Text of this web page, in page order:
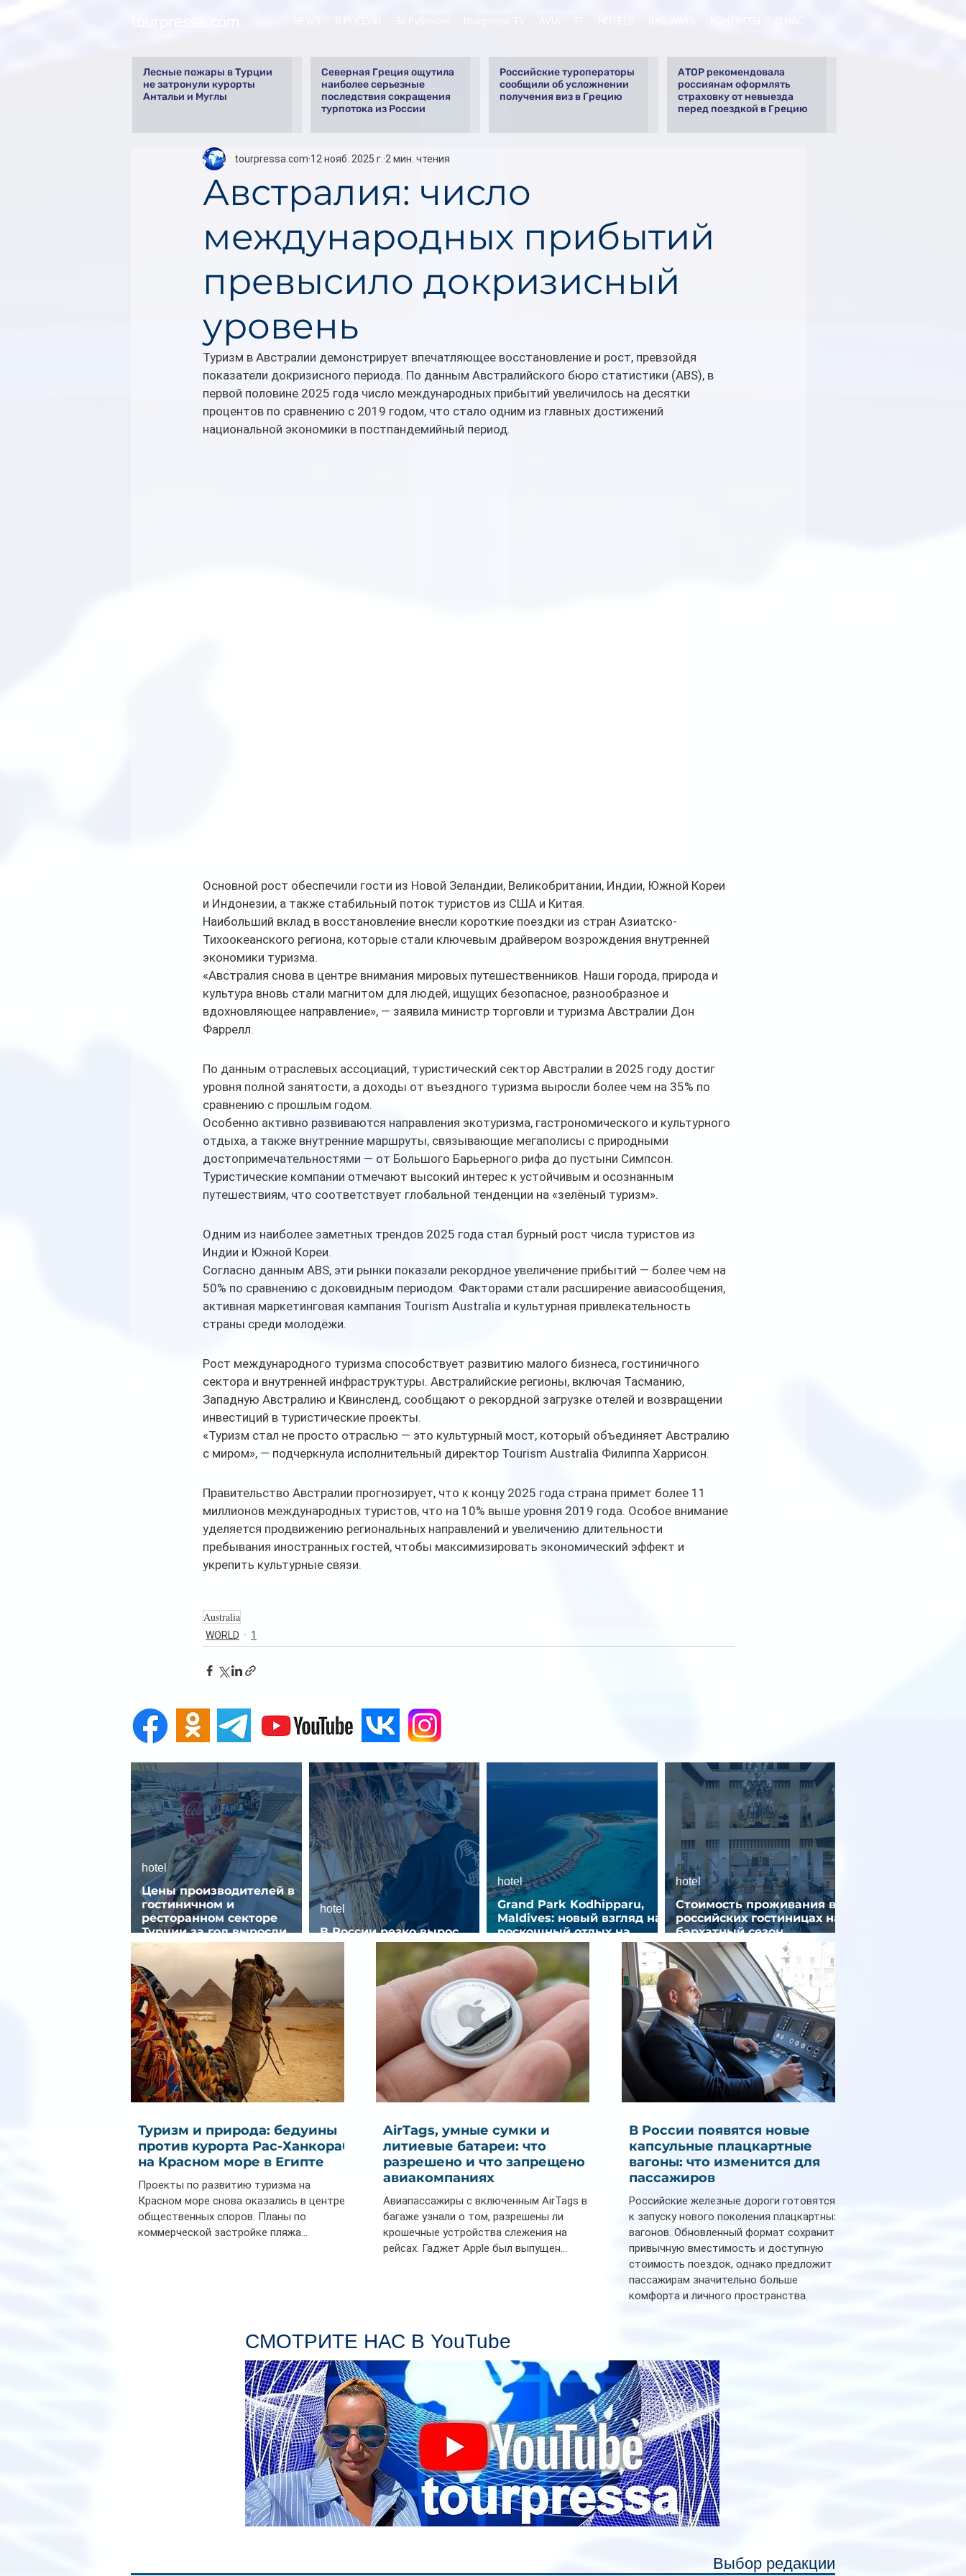
Лесные пожары в Турции
не затронули курорты
Антальи и Муглы
Северная Греция ощутила
наиболее серьезные
последствия сокращения
турпотока из России
Российские туроператоры
сообщили об усложнении
получения виз в Грецию
АТОР рекомендовала
россиянам оформлять
страховку от невыезда
перед поездкой в Грецию
Австралия: число
международных прибытий
превысило докризисный
уровень
tourpressa.com 12 нояб. 2025 г. 2 мин. чтения
Туризм в Австралии демонстрирует впечатляющее восстановление и рост, превзойдя
показатели докризисного периода. По данным Австралийского бюро статистики (ABS), в
первой половине 2025 года число международных прибытий увеличилось на десятки
процентов по сравнению с 2019 годом, что стало одним из главных достижений
национальной экономики в постпандемийный период.
Основной рост обеспечили гости из Новой Зеландии, Великобритании, Индии, Южной Кореи
и Индонезии, а также стабильный поток туристов из США и Китая.
Наибольший вклад в восстановление внесли короткие поездки из стран Азиатско-
Тихоокеанского региона, которые стали ключевым драйвером возрождения внутренней
экономики туризма.
«Австралия снова в центре внимания мировых путешественников. Наши города, природа и
культура вновь стали магнитом для людей, ищущих безопасное, разнообразное и
вдохновляющее направление», — заявила министр торговли и туризма Австралии Дон
Фаррелл.
По данным отраслевых ассоциаций, туристический сектор Австралии в 2025 году достиг
уровня полной занятости, а доходы от въездного туризма выросли более чем на 35% по
сравнению с прошлым годом.
Особенно активно развиваются направления экотуризма, гастрономического и культурного
отдыха, а также внутренние маршруты, связывающие мегаполисы с природными
достопримечательностями — от Большого Барьерного рифа до пустыни Симпсон.
Туристические компании отмечают высокий интерес к устойчивым и осознанным
путешествиям, что соответствует глобальной тенденции на «зелёный туризм».
Одним из наиболее заметных трендов 2025 года стал бурный рост числа туристов из
Индии и Южной Кореи.
Согласно данным ABS, эти рынки показали рекордное увеличение прибытий — более чем на
50% по сравнению с доковидным периодом. Факторами стали расширение авиасообщения,
активная маркетинговая кампания Tourism Australia и культурная привлекательность
страны среди молодёжи.
Рост международного туризма способствует развитию малого бизнеса, гостиничного
сектора и внутренней инфраструктуры. Австралийские регионы, включая Тасманию,
Западную Австралию и Квинсленд, сообщают о рекордной загрузке отелей и возвращении
инвестиций в туристические проекты.
«Туризм стал не просто отраслью — это культурный мост, который объединяет Австралию
с миром», — подчеркнула исполнительный директор Tourism Australia Филиппа Харрисон.
Правительство Австралии прогнозирует, что к концу 2025 года страна примет более 11
миллионов международных туристов, что на 10% выше уровня 2019 года. Особое внимание
уделяется продвижению региональных направлений и увеличению длительности
пребывания иностранных гостей, чтобы максимизировать экономический эффект и
укрепить культурные связи.
Australia
WORLD 1
Цены производителей в
гостиничном и
ресторанном секторе
Турции за год выросли
почти на 32%
hotel
В России резко вырос
спрос на отели без звезд
hotel
Grand Park Kodhipparu,
Maldives: новый взгляд на
роскошный отдых на
Мальдивах
hotel
Стоимость проживания в
российских гостиницах на
бархатный сезон
снизилась на 9%
hotel
Туризм и природа: бедуины
против курорта Рас-Ханкораб
на Красном море в Египте
Проекты по развитию туризма на
Красном море снова оказались в центре
общественных споров. Планы по
коммерческой застройке пляжа...
AirTags, умные сумки и
литиевые батареи: что
разрешено и что запрещено в
авиакомпаниях
Авиапассажиры с включенным AirTags в
багаже узнали о том, разрешены ли
крошечные устройства слежения на
рейсах. Гаджет Apple был выпущен...
В России появятся новые
капсульные плацкартные
вагоны: что изменится для
пассажиров
Российские железные дороги готовятся
к запуску нового поколения плацкартных
вагонов. Обновленный формат сохранит
привычную вместимость и доступную
стоимость поездок, однако предложит
пассажирам значительно больше
комфорта и личного пространства.
индивидуальные шторки у каждого
спального места. Они позволят
пассажирам закрыть свою полку во
время сна или отдыха, создав ощуще
СМОТРИТЕ НАС В YouTube
Выбор редакции